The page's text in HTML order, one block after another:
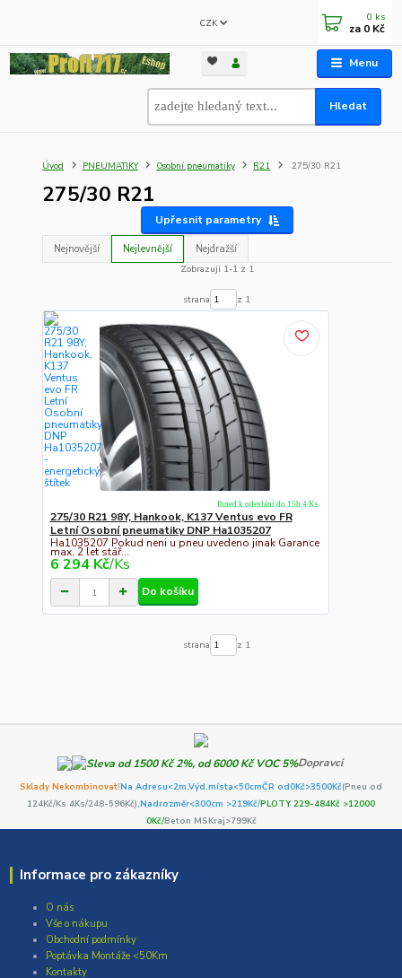
Menu
CZK
Hledat
0 ks
za 0 Kč
Úvod PNEUMATIKY Osobní pneumatiky R21 275/30 R21
275/30 R21
Upřesnit parametry
Nejnovější Nejlevnější
Nejdražší
Zobrazuji 1-1 z 1
strana z 1
275/30 R21 98Y, Hankook, K137 Ventus evo FR
Letní Osobní pneumatiky DNP Ha1035207
Ha1035207 Pokud neni u pneu uvedeno jinak Garance
max. 2 let stář...
6 294 Kč/Ks
Ihned k odeslání do 15h 4 Ks
Do košíku
strana z 1
Dopravci
Sklady Nekombinovat!Na Adresu<2m,Výd.místa<50cmČR od0Kč>3500Kč(Pneu od
124Kč/Ks 4Ks/248-596Kč),Nadrozměr<300cm >219Kč/PLOTY 229-484Kč >12000
0Kč/Beton MSKraj>799Kč
Informace pro zákazníky
O nás
Vše o nákupu
Obchodní podmínky
Poptávka Montáže <50Km
Kontakty